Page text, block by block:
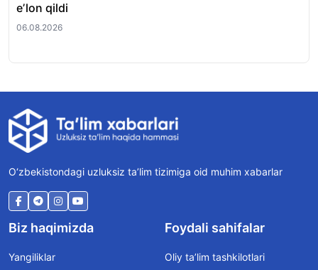
eʼlon qildi
06.08.2026
O‘zbekistondagi uzluksiz ta’lim tizimiga oid muhim xabarlar
Biz haqimizda
Yangiliklar
Foydali sahifalar
Oliy ta’lim tashkilotlari